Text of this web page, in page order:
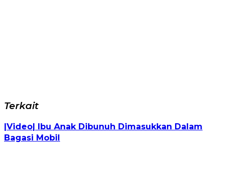
Terkait
|Video| Ibu Anak Dibunuh Dimasukkan Dalam
Bagasi Mobil